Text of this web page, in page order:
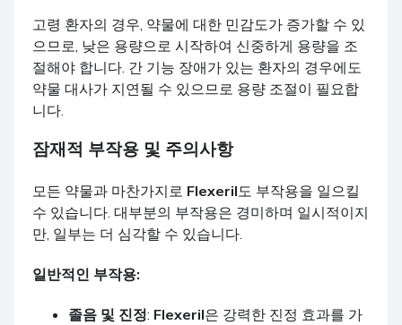
고령 환자의 경우, 약물에 대한 민감도가 증가할 수 있
으므로, 낮은 용량으로 시작하여 신중하게 용량을 조
절해야 합니다. 간 기능 장애가 있는 환자의 경우에도
약물 대사가 지연될 수 있으므로 용량 조절이 필요합
니다.
잠재적 부작용 및 주의사항
모든 약물과 마찬가지로 Flexeril 도 부작용을 일으킬
수 있습니다. 대부분의 부작용은 경미하며 일시적이지
만, 일부는 더 심각할 수 있습니다.
일반적인 부작용:
졸음 및 진정: Flexeril은 강력한 진정 효과를 가